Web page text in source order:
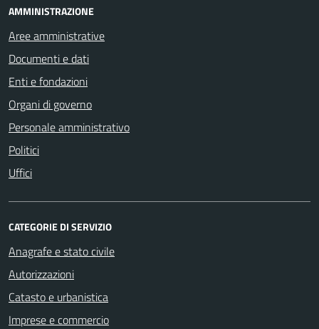
AMMINISTRAZIONE
Aree amministrative
Documenti e dati
Enti e fondazioni
Organi di governo
Personale amministrativo
Politici
Uffici
CATEGORIE DI SERVIZIO
Anagrafe e stato civile
Autorizzazioni
Catasto e urbanistica
Imprese e commercio